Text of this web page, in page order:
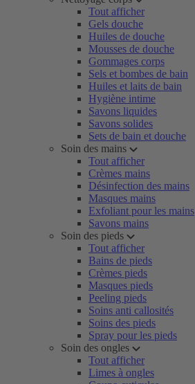
Tout afficher
Gels douche
Huiles de douche
Mousses de douche
Gommages corps
Sels et bombes de bain
Huiles et laits de bain
Hygiène intime
Savons liquides
Savons solides
Sets de bain et douche
Soin des mains
Tout afficher
Crèmes mains
Désinfection des mains
Masques mains
Exfoliant pour les mains
Savons mains
Soin des pieds
Tout afficher
Bains de pieds
Crèmes pieds
Masques pieds
Peeling pieds
Soins anti callosités
Soins des pieds
Spray pour les pieds
Soin des ongles
Tout afficher
Limes à ongles